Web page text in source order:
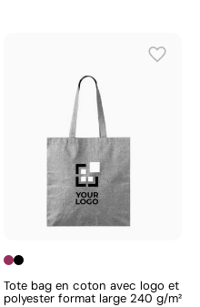
Tote bag en coton avec logo et
polyester format large 240 g/m²